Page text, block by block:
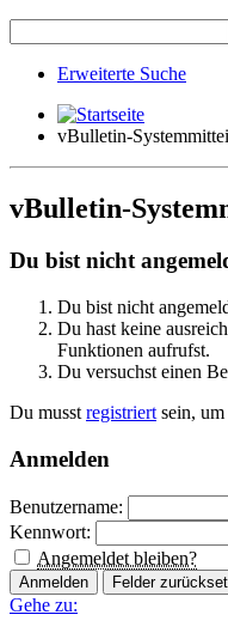
Erweiterte Suche
vBulletin-
vBulletin-
Du bist nicht
Du bist nicht
Du hast keine
Funktionen aufrufst.
Du versuchst einen
Du musst registriert sein,
Anmelden
Benutzername:
Kennwort:
Angemeldet bleiben?
Gehe zu: